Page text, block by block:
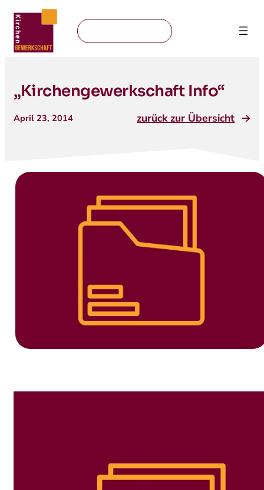
„Kirchengewerkschaft Info“
April 23, 2014 zurück zur Übersicht